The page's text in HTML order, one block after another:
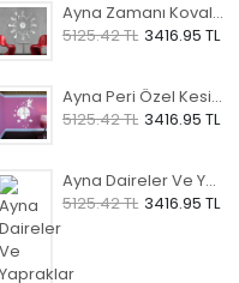
Ayna Zamanı Kovala Özel Kesim Saat
5125.42 TL 3416.95 TL
Ayna Peri Özel Kesim Saat
5125.42 TL 3416.95 TL
Ayna Daireler Ve Yapraklar Özel Kesim Saat
5125.42 TL 3416.95 TL